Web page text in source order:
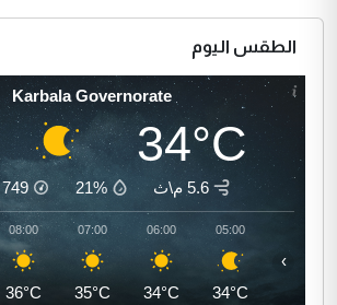
الطقس اليوم
Karbala Governorate
34°C
5.6 م\ث 21%
749
05:00
34°C
06:00
34°C
07:00
35°C
08:00
36°C
›